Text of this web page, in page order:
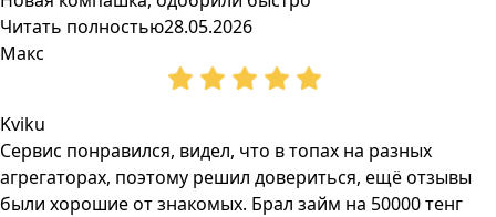
Читать полностью28.05.2026
Макс
Kviku
Сервис понравился, видел, что в топах на разных
агрегаторах, поэтому решил довериться, ещё отзывы
были хорошие от знакомых. Брал займ на 50000 тенг